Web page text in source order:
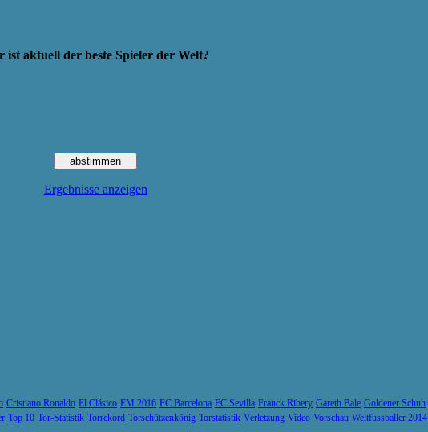
ist aktuell der beste Spieler der Welt?
Ergebnisse anzeigen
Cristiano Ronaldo El Clásico EM 2016 FC Barcelona FC Sevilla Franck Ribery Gareth Bale Goldener Schuh
Top 10 Tor-Statistik Torrekord Torschützenkönig Torstatistik Verletzung Video Vorschau Weltfussballer 2014